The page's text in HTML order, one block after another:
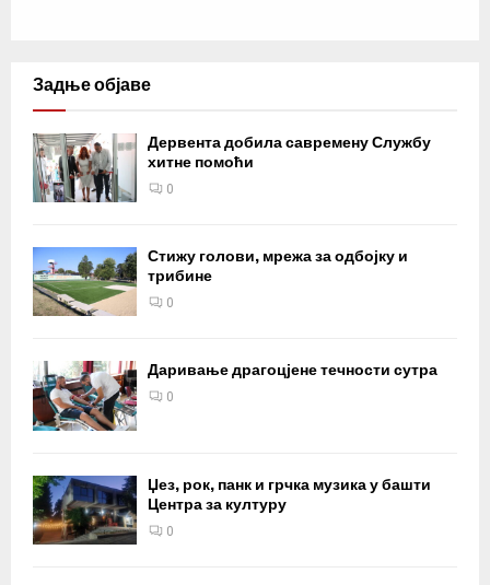
Задње објаве
Дервента добила савремену Службу
хитне помоћи
0
Стижу голови, мрежа за одбојку и
трибине
0
Даривање драгоцјене течности сутра
0
Џез, рок, панк и грчка музика у башти
Центра за културу
0